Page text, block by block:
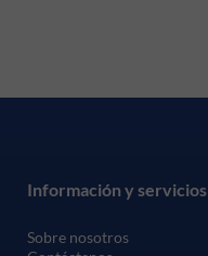
Información y servicios
Sobre nosotros